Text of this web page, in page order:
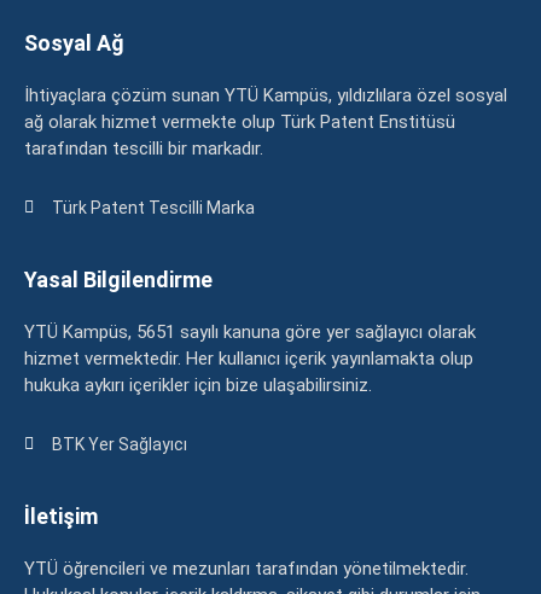
Sosyal Ağ
İhtiyaçlara çözüm sunan YTÜ Kampüs, yıldızlılara özel sosyal
ağ olarak hizmet vermekte olup Türk Patent Enstitüsü
tarafından tescilli bir markadır.
Türk Patent Tescilli Marka
Yasal Bilgilendirme
YTÜ Kampüs, 5651 sayılı kanuna göre yer sağlayıcı olarak
hizmet vermektedir. Her kullanıcı içerik yayınlamakta olup
hukuka aykırı içerikler için bize ulaşabilirsiniz.
BTK Yer Sağlayıcı
İletişim
YTÜ öğrencileri ve mezunları tarafından yönetilmektedir.